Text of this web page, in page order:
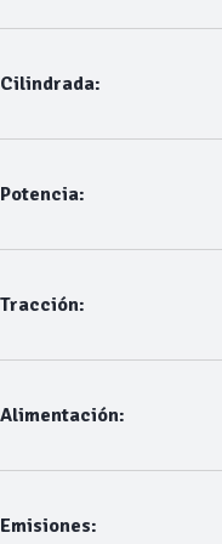
Cilindrada:
Potencia:
Tracción:
Alimentación:
Emisiones: